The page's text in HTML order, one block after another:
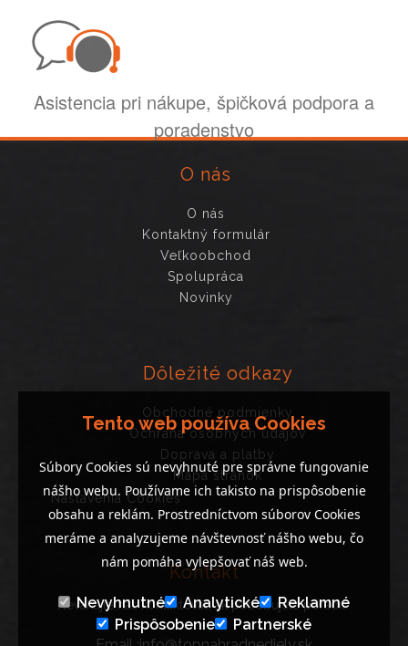
Asistencia pri nákupe, špičková podpora a
poradenstvo
O nás
O nás
Kontaktný formulár
Veľkoobchod
Spolupráca
Novinky
Dôležité odkazy
Obchodné podmienky
Ochrana osobných údajov
Doprava a platby
Mapa stránok
Nastavenia Cookies
Kontakt
Neváhajte nás kontaktovať, ak potrebujete poradiť..
Tento web používa Cookies
Súbory Cookies sú nevyhnuté pre správne fungovanie
nášho webu. Používame ich takisto na prispôsobenie
obsahu a reklám. Prostredníctvom súborov Cookies
meráme a analyzujeme návštevnosť nášho webu, čo
nám pomáha vylepšovať náš web.
Nevyhnutné Analytické
Reklamné
Prispôsobenie
Partnerské